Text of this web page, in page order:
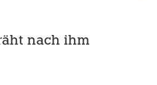
nach ihm